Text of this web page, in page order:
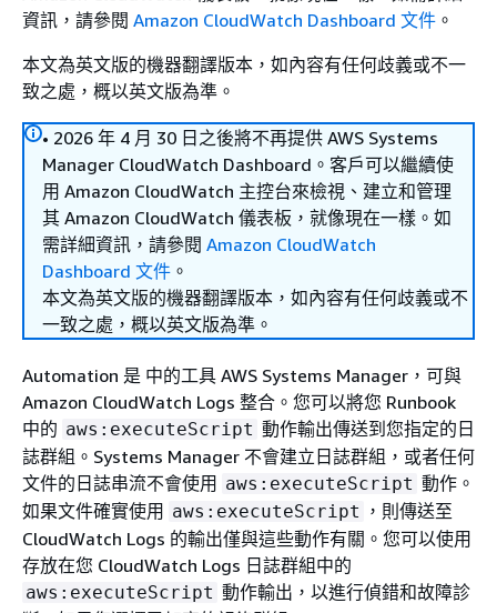
資訊，請參閱 Amazon CloudWatch Dashboard 文件 。
本文為英文版的機器翻譯版本，如內容有任何歧義或不一
致之處，概以英文版為準。
• 2026 年 4 月 30 日之後將不再提供 AWS Systems
Manager CloudWatch Dashboard。客戶可以繼續使
用 Amazon CloudWatch 主控台來檢視、建立和管理
其 Amazon CloudWatch 儀表板，就像現在一樣。如
需詳細資訊，請參閱 Amazon CloudWatch
Dashboard 文件 。
本文為英文版的機器翻譯版本，如內容有任何歧義或不
一致之處，概以英文版為準。
Automation 是 中的工具 AWS Systems Manager，可與
Amazon CloudWatch Logs 整合。您可以將您 Runbook
中的 aws:executeScript 動作輸出傳送到您指定的日
誌群組。Systems Manager 不會建立日誌群組，或者任何
文件的日誌串流不會使用 aws:executeScript 動作。
如果文件確實使用 aws:executeScript ，則傳送至
CloudWatch Logs 的輸出僅與這些動作有關。您可以使用
存放在您 CloudWatch Logs 日誌群組中的
aws:executeScript 動作輸出，以進行偵錯和故障診